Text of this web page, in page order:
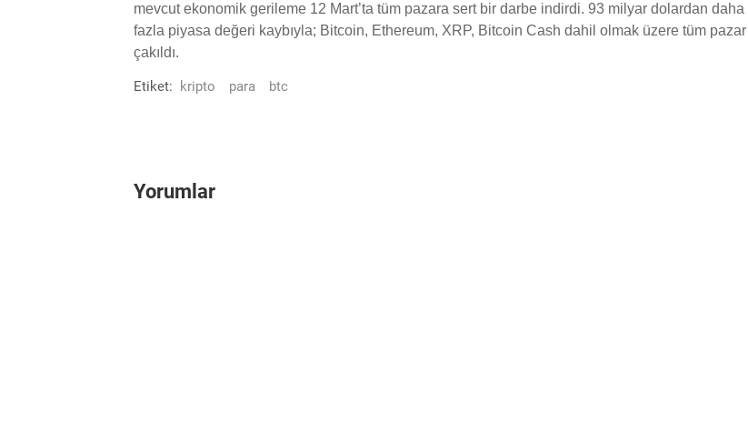
mevcut ekonomik gerileme 12 Mart’ta tüm pazara sert bir darbe indirdi. 93 milyar dolardan daha
fazla piyasa değeri kaybıyla; Bitcoin, Ethereum, XRP, Bitcoin Cash dahil olmak üzere tüm pazar
çakıldı.
Etiket: kripto para btc
Yorumlar